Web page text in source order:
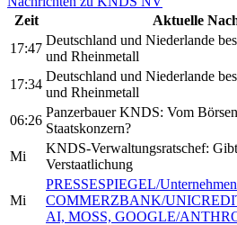
Zeit
Aktuelle
17:47
Deutschland und Niederlande
und Rheinmetall
17:34
Deutschland und Niederlande
und Rheinmetall
06:26
Panzerbauer KNDS: Vom
Staatskonzern?
Mi
KNDS-Verwaltungsratschef:
Verstaatlichung
Mi
PRESSESPIEGEL/
COMMERZBANK/
AI, MOSS, GOOGLE/